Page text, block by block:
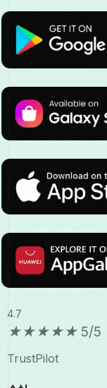
4.7
★★★★★ 5/5
TrustPilot